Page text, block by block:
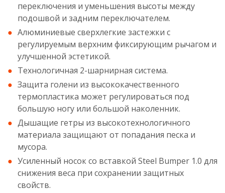
переключения и уменьшения высоты между
подошвой и задним переключателем.
Алюминиевые сверхлегкие застежки с
регулируемым верхним фиксирующим рычагом и
улучшенной эстетикой.
Технологичная 2-шарнирная система.
Защита голени из высококачественного
термопластика может регулироваться под
большую ногу или большой наколенник.
Дышащие гетры из высокотехнологичного
материала защищают от попадания песка и
мусора.
Усиленный носок со вставкой Steel Bumper 1.0 для
снижения веса при сохранении защитных
свойств.